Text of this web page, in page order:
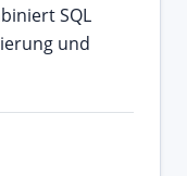
SQL
und